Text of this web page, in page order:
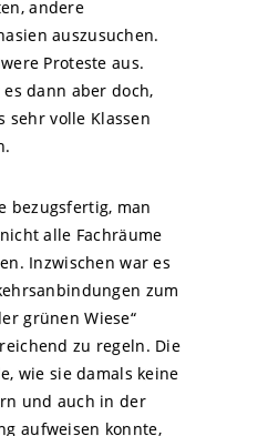
andere
auszusuchen.
Proteste aus.
dann aber doch,
sehr volle Klassen
bezugsfertig, man
alle Fachräume
Inzwischen war es
zum
grünen Wiese“
zu regeln. Die
wie sie damals keine
und auch in der
aufweisen konnte,